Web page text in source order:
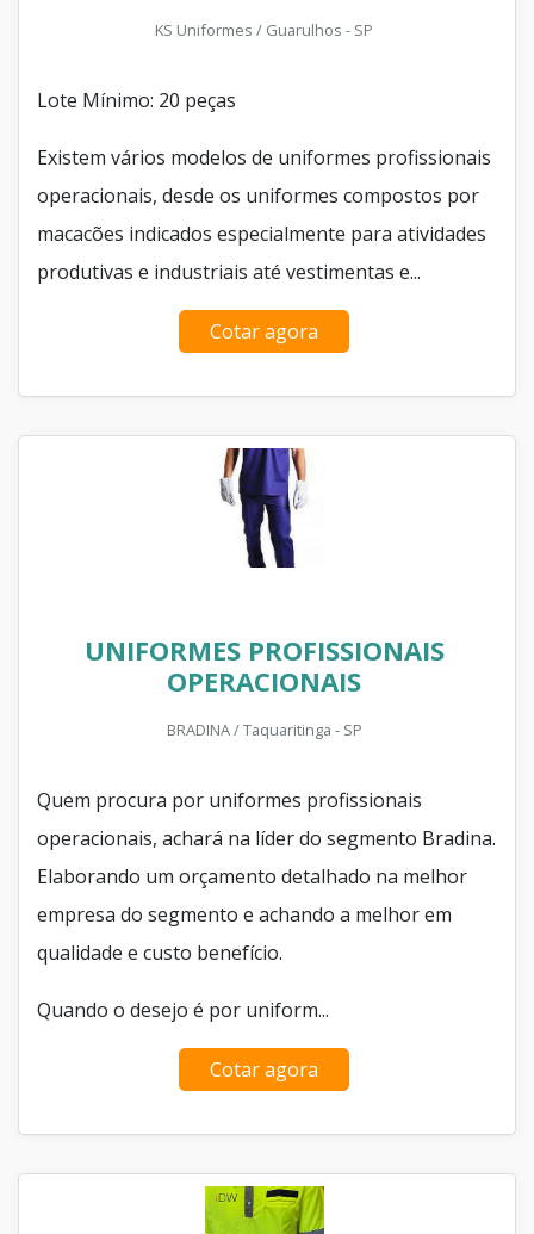
KS Uniformes / Guarulhos - SP
Lote Mínimo: 20 peças
Existem vários modelos de uniformes profissionais
operacionais, desde os uniformes compostos por
macacões indicados especialmente para atividades
produtivas e industriais até vestimentas e...
Cotar agora
UNIFORMES PROFISSIONAIS
OPERACIONAIS
BRADINA / Taquaritinga - SP
Quem procura por uniformes profissionais
operacionais, achará na líder do segmento Bradina.
Elaborando um orçamento detalhado na melhor
empresa do segmento e achando a melhor em
qualidade e custo benefício.
Quando o desejo é por uniform...
Cotar agora